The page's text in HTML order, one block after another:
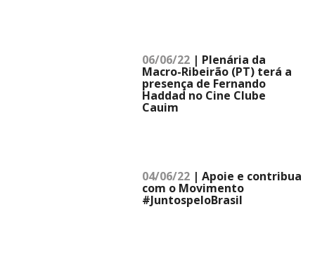
06/06/22 | Plenária da
Macro-Ribeirão (PT) terá a
presença de Fernando
Haddad no Cine Clube
Cauim
04/06/22 | Apoie e contribua
com o Movimento
#JuntospeloBrasil